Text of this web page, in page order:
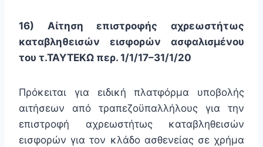
16) Αίτηση επιστροφής αχρεωστήτως
καταβληθεισών εισφορών ασφαλισμένου
του τ.ΤΑΥΤΕΚΩ περ. 1/1/17–31/1/20
Πρόκειται για ειδική πλατφόρμα υποβολής
αιτήσεων από τραπεζοϋπαλλήλους για την
επιστροφή αχρεωστήτως καταβληθεισών
εισφορών για τον κλάδο ασθενείας σε χρήμα